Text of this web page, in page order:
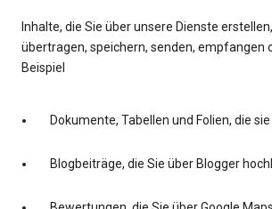
Inhalte, die Sie über unsere Dienste
übertragen, speichern, senden, empfangen
Beispiel
Dokumente, Tabellen und Folien, die
Blogbeiträge, die Sie über Blogger